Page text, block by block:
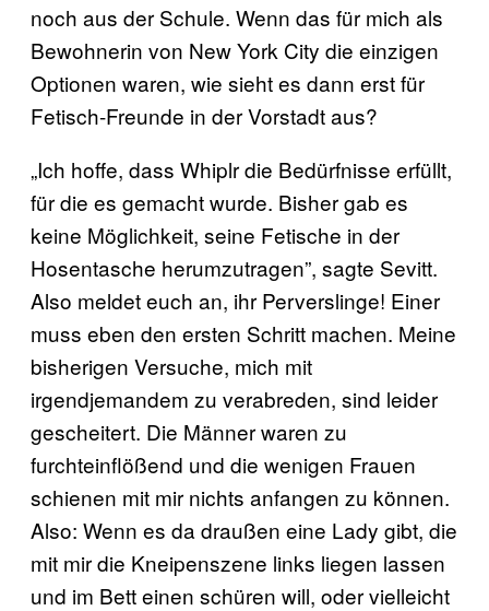
noch aus der Schule. Wenn das für mich als
Bewohnerin von New York City die einzigen
Optionen waren, wie sieht es dann erst für
Fetisch-Freunde in der Vorstadt aus?
„Ich hoffe, dass Whiplr die Bedürfnisse erfüllt,
für die es gemacht wurde. Bisher gab es
keine Möglichkeit, seine Fetische in der
Hosentasche herumzutragen”, sagte Sevitt.
Also meldet euch an, ihr Perverslinge! Einer
muss eben den ersten Schritt machen. Meine
bisherigen Versuche, mich mit
irgendjemandem zu verabreden, sind leider
gescheitert. Die Männer waren zu
furchteinflößend und die wenigen Frauen
schienen mit mir nichts anfangen zu können.
Also: Wenn es da draußen eine Lady gibt, die
mit mir die Kneipenszene links liegen lassen
und im Bett einen schüren will, oder vielleicht